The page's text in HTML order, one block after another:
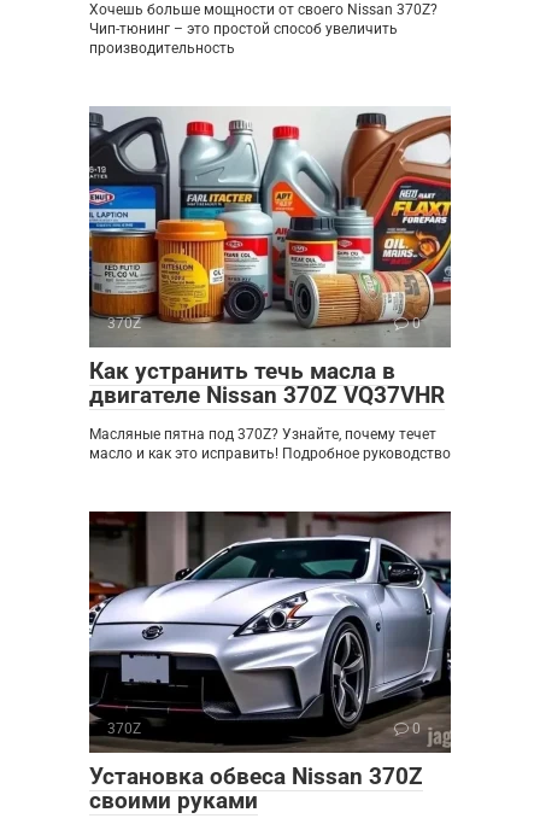
Хочешь больше мощности от своего Nissan 370Z?
Чип-тюнинг – это простой способ увеличить
производительность
370Z 0
Как устранить течь масла в
двигателе Nissan 370Z VQ37VHR
Масляные пятна под 370Z? Узнайте, почему течет
масло и как это исправить! Подробное руководство
370Z 0
Установка обвеса Nissan 370Z
своими руками